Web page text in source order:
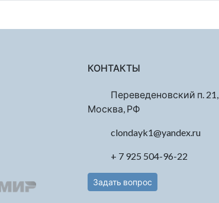
КОНТАКТЫ
Переведеновский п. 21,
Москва, РФ
clondayk1@yandex.ru
+ 7 925 504-96-22
Задать вопрос